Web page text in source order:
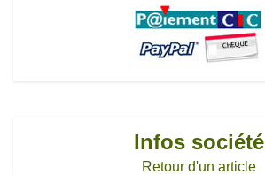
Infos société
Retour d'un article